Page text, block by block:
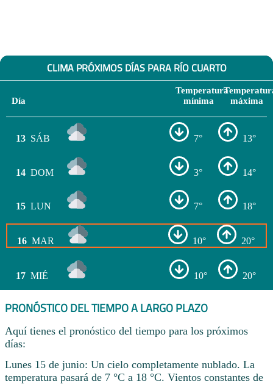
CLIMA PRÓXIMOS DÍAS PARA RÍO CUARTO
Día
Temperatura
mínima
máxima
13 SÁB 7° 13°
14 DOM 3° 14°
15 LUN 7° 18°
16 MAR 10° 20°
17 MIÉ 10° 20°
PRONÓSTICO DEL TIEMPO A LARGO PLAZO
Aquí tienes el pronóstico del tiempo para los próximos
días:
Lunes 15 de junio: Un cielo completamente nublado. La
temperatura pasará de 7 °C a 18 °C. Vientos constantes de